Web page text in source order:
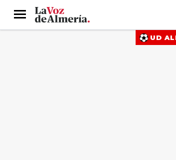
Menú